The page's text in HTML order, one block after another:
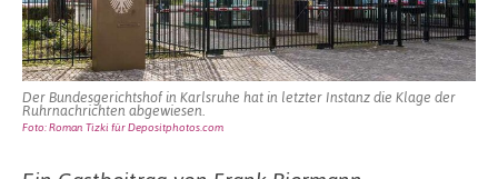
Der Bundesgerichtshof in Karlsruhe hat in letzter Instanz die Klage der
Ruhrnachrichten abgewiesen.
Foto: Roman Tizki für Depositphotos.com